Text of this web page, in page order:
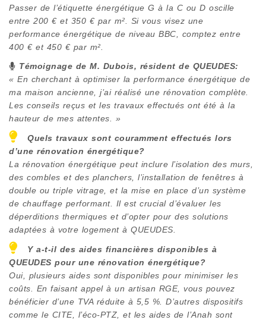
Passer de l’étiquette énergétique G à la C ou D oscille
entre 200 € et 350 € par m². Si vous visez une
performance énergétique de niveau BBC, comptez entre
400 € et 450 € par m².
Témoignage de M. Dubois, résident de QUEUDES:
« En cherchant à optimiser la performance énergétique de
ma maison ancienne, j’ai réalisé une rénovation complète.
Les conseils reçus et les travaux effectués ont été à la
hauteur de mes attentes. »
Quels travaux sont couramment effectués lors
d’une rénovation énergétique?
La rénovation énergétique peut inclure l’isolation des murs,
des combles et des planchers, l’installation de fenêtres à
double ou triple vitrage, et la mise en place d’un système
de chauffage performant. Il est crucial d’évaluer les
déperditions thermiques et d’opter pour des solutions
adaptées à votre logement à QUEUDES
Y a-t-il des aides financières disponibles à
QUEUDES pour une rénovation énergétique?
Oui, plusieurs aides sont disponibles pour minimiser les
coûts. En faisant appel à un artisan RGE, vous pouvez
bénéficier d’une TVA réduite à 5,5 %. D’autres dispositifs
comme le CITE, l’éco-PTZ, et les aides de l’Anah sont